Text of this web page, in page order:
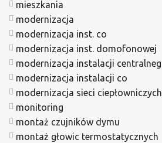
mieszkania
modernizacja
modernizacja inst. co
modernizacja inst. domofonowej
modernizacja instalacji
modernizacja instalacji co
modernizacja sieci ciepłowniczych
monitoring
montaż czujników dymu
montaż głowic termostatycznych